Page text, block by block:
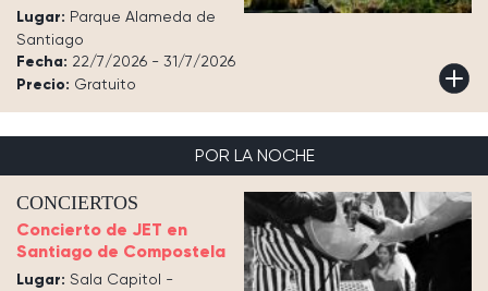
Lugar: Parque Alameda de
Santiago
Fecha: 22/7/2026 - 31/7/2026
Precio: Gratuito
POR LA NOCHE
CONCIERTOS
Concierto de JET en
Santiago de Compostela
Lugar: Sala Capitol -